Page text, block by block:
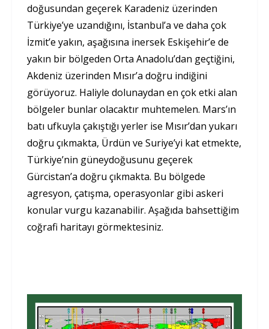
doğusundan geçerek Karadeniz üzerinden
Türkiye’ye uzandığını, İstanbul’a ve daha çok
İzmit’e yakın, aşağısına inersek Eskişehir’e de
yakın bir bölgeden Orta Anadolu’dan geçtiğini,
Akdeniz üzerinden Mısır’a doğru indiğini
görüyoruz. Haliyle dolunaydan en çok etki alan
bölgeler bunlar olacaktır muhtemelen. Mars’ın
batı ufkuyla çakıştığı yerler ise Mısır’dan yukarı
doğru çıkmakta, Ürdün ve Suriye’yi kat etmekte,
Türkiye’nin güneydoğusunu geçerek
Gürcistan’a doğru çıkmakta. Bu bölgede
agresyon, çatışma, operasyonlar gibi askeri
konular vurgu kazanabilir. Aşağıda bahsettiğim
coğrafi haritayı görmektesiniz.